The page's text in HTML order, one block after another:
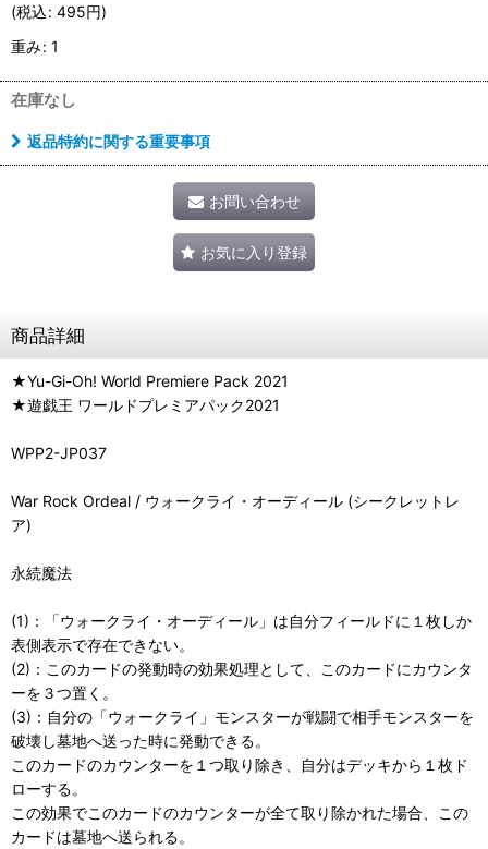
(税込: 495円)
重み: 1
在庫なし
返品特約に関する重要事項
お問い合わせ
お気に入り登録
商品詳細
★Yu-Gi-Oh! World Premiere Pack 2021
★遊戯王 ワールドプレミアパック2021
WPP2-JP037
War Rock Ordeal / ウォークライ・オーディール (シークレットレ
ア)
永続魔法
(1)：「ウォークライ・オーディール」は自分フィールドに１枚しか
表側表示で存在できない。
(2)：このカードの発動時の効果処理として、このカードにカウンタ
ーを３つ置く。
(3)：自分の「ウォークライ」モンスターが戦闘で相手モンスターを
破壊し墓地へ送った時に発動できる。
このカードのカウンターを１つ取り除き、自分はデッキから１枚ド
ローする。
この効果でこのカードのカウンターが全て取り除かれた場合、この
カードは墓地へ送られる。